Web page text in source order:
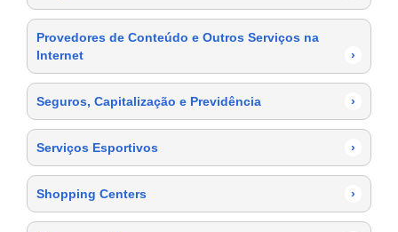
Provedores de Conteúdo e Outros Serviços na
Internet
›
Seguros, Capitalização e Previdência ›
Serviços Esportivos ›
Shopping Centers ›